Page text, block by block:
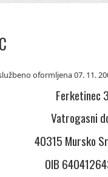
oformljena 07. 11.
Ferketinec
Vatrogasni
40315 Mursko
OIB